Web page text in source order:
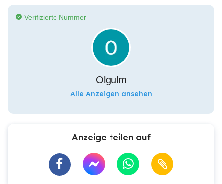
Verifizierte Nummer
Olgulm
Alle Anzeigen ansehen
Anzeige teilen auf